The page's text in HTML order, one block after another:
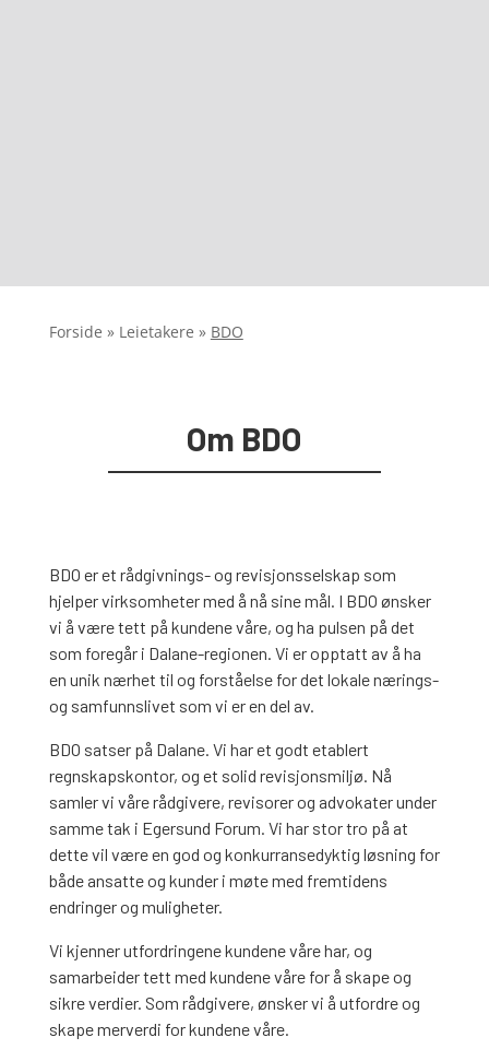
Forside » Leietakere » BDO
Om BDO
BDO er et rådgivnings- og revisjonsselskap som
hjelper virksomheter med å nå sine mål. I BDO ønsker
vi å være tett på kundene våre, og ha pulsen på det
som foregår i Dalane-regionen. Vi er opptatt av å ha
en unik nærhet til og forståelse for det lokale nærings-
og samfunnslivet som vi er en del av.
BDO satser på Dalane. Vi har et godt etablert
regnskapskontor, og et solid revisjonsmiljø. Nå
samler vi våre rådgivere, revisorer og advokater under
samme tak i Egersund Forum. Vi har stor tro på at
dette vil være en god og konkurransedyktig løsning for
både ansatte og kunder i møte med fremtidens
endringer og muligheter.
Vi kjenner utfordringene kundene våre har, og
samarbeider tett med kundene våre for å skape og
sikre verdier. Som rådgivere, ønsker vi å utfordre og
skape merverdi for kundene våre.